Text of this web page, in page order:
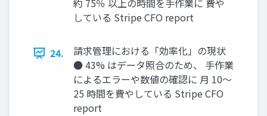
約 75％ 以上の時間を手作業に 費や
している Stripe CFO report
24.
請求管理における「効率化」の現状
● 43% はデータ照合のため、 手作業
によるエラーや数値の確認に 月 10～
25 時間を費やしている Stripe CFO
report